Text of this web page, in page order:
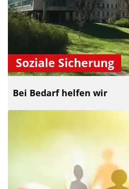
Soziale Sicherung
Bei Bedarf helfen wir